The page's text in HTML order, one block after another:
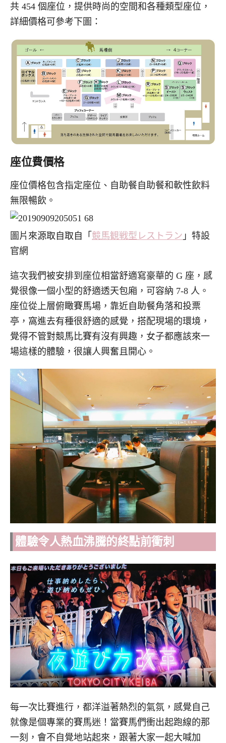
共 454 個座位，提供時尚的空間和各種類型座位，
詳細價格可參考下圖：
座位費價格
座位價格包含指定座位、自助餐自助餐和軟性飲料
無限暢飲。
圖片來源取自取自「 競馬観戦型レストラン 」特設
官網
這次我們被安排到座位相當舒適寫豪華的 G 座，感
覺很像一個小型的舒適透天包廂，可容納 7-8 人。
座位從上層俯瞰賽馬場，靠近自助餐角落和投票
亭，窩進去有種很舒適的感覺，搭配現場的環境，
覺得不管對競馬比賽有沒有興趣，女子都應該來一
場這樣的體驗，很讓人興奮且開心。
體驗令人熱血沸騰的終點前衝刺
每一次比賽進行，都洋溢著熱烈的氣氛，感覺自己
就像是個專業的賽馬迷！當賽馬們衝出起跑線的那
一刻，會不自覺地站起來，跟著大家一起大喊加